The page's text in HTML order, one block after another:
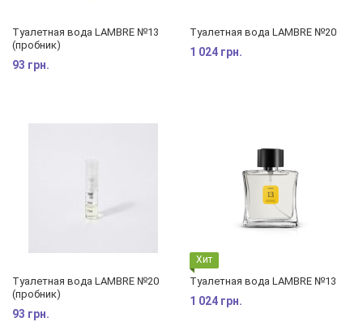
Туалетная вода LAMBRE №13
(пробник)
93 грн.
Туалетная вода LAMBRE №20
1 024 грн.
Туалетная вода LAMBRE №20
(пробник)
93 грн.
Хит
Туалетная вода LAMBRE №13
1 024 грн.